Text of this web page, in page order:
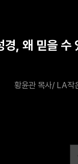
경, 왜 믿을
황윤관 목사/ LA작